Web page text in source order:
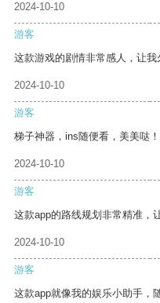
2024-10-10
游客
这款游戏的剧情非常感人，让我
2024-10-10
游客
梯子神器，ins随便看，美美哒！
2024-10-10
游客
这款app的路线规划非常精准，
2024-10-10
游客
这款app就像我的娱乐小助手，